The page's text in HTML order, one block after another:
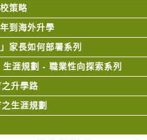
策略
到海外升學
家長如何部署系列
生涯規劃 - 職業性向探索系列
升學路
生涯規劃